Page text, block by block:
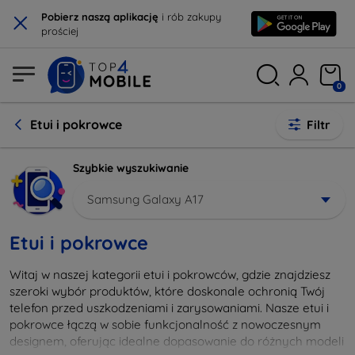
× Pobierz naszą aplikację i rób zakupy
prościej
0
Etui i pokrowce Filtr
Szybkie wyszukiwanie
Samsung Galaxy A17
Etui i pokrowce
Witaj w naszej kategorii etui i pokrowców, gdzie znajdziesz
szeroki wybór produktów, które doskonale ochronią Twój
telefon przed uszkodzeniami i zarysowaniami. Nasze etui i
pokrowce łączą w sobie funkcjonalność z nowoczesnym
designem, oferując idealne dopasowanie do różnych modeli